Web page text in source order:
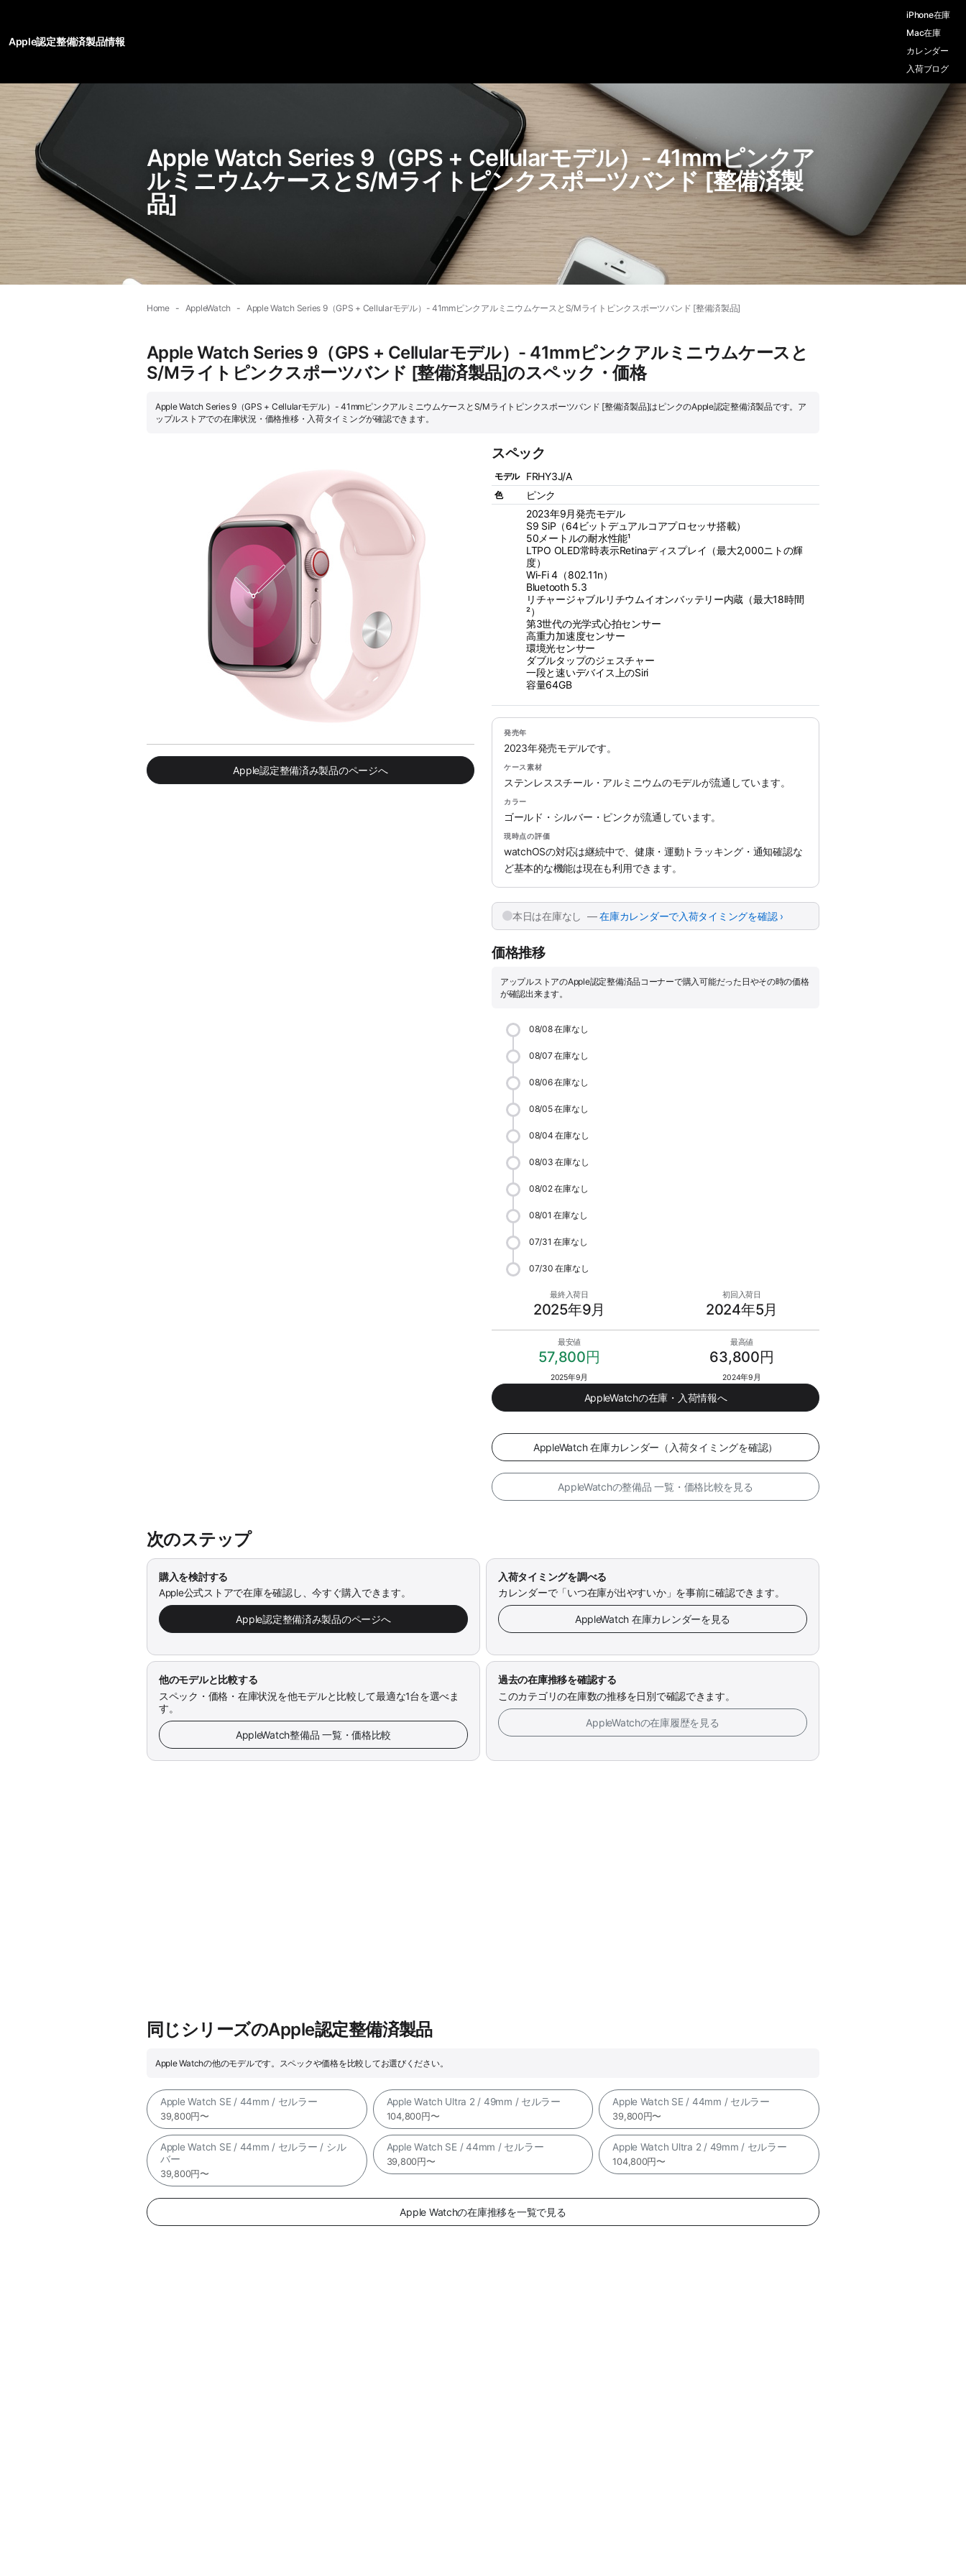
Apple認定整備済製品情報
iPhone在庫
Mac在庫
カレンダー
入荷ブログ
Apple Watch Series 9（GPS + Cellularモデル）- 41mmピンクア
ルミニウムケースとS/Mライトピンクスポーツバンド [整備済製
品]
Home AppleWatch Apple Watch Series 9（GPS + Cellularモデル）- 41mmピンクアルミニウムケースとS/Mライトピンクスポーツバンド [整備済製品]
Apple Watch Series 9（GPS + Cellularモデル）- 41mmピンクアルミニウムケースと
S/Mライトピンクスポーツバンド [整備済製品]のスペック・価格
Apple Watch Series 9（GPS + Cellularモデル）- 41mmピンクアルミニウムケースとS/Mライトピンクスポーツバンド [整備済製品]はピンクのApple認定整備済製品です。ア
ップルストアでの在庫状況・価格推移・入荷タイミングが確認できます。
Apple認定整備済み製品のページへ
スペック
モデル FRHY3J/A
色
ピンク
2023年9月発売モデル
S9 SiP（64ビットデュアルコアプロセッサ搭載）
50メートルの耐水性能¹
LTPO OLED常時表示Retinaディスプレイ（最大2,000ニトの輝
度）
Wi-Fi 4（802.11n）
Bluetooth 5.3
リチャージャブルリチウムイオンバッテリー内蔵（最大18時間
²）
第3世代の光学式心拍センサー
高重力加速度センサー
環境光センサー
ダブルタップのジェスチャー
一段と速いデバイス上のSiri
容量64GB
発売年
2023年発売モデルです。
ケース素材
ステンレススチール・アルミニウムのモデルが流通しています。
カラー
ゴールド・シルバー・ピンクが流通しています。
現時点の評価
watchOSの対応は継続中で、健康・運動トラッキング・通知確認な
ど基本的な機能は現在も利用できます。
本日は在庫なし —在庫カレンダーで入荷タイミングを確認 ›
価格推移
アップルストアのApple認定整備済品コーナーで購入可能だった日やその時の価格
が確認出来ます。
08/08在庫なし
08/07在庫なし
08/06在庫なし
08/05在庫なし
08/04 在庫なし
08/03 在庫なし
08/02在庫なし
08/01 在庫なし
07/31 在庫なし
07/30 在庫なし
最終入荷日
2025年9月
初回入荷日
2024年5月
最安値
57,800円
2025年9月
最高値
63,800円
2024年9月
AppleWatchの在庫・入荷情報へ
AppleWatch 在庫カレンダー（入荷タイミングを確認）
AppleWatchの整備品 一覧・価格比較を見る
次のステップ
購入を検討する
Apple公式ストアで在庫を確認し、今すぐ購入できます。
Apple認定整備済み製品のページへ
入荷タイミングを調べる
カレンダーで「いつ在庫が出やすいか」を事前に確認できます。
AppleWatch 在庫カレンダーを見る
他のモデルと比較する
スペック・価格・在庫状況を他モデルと比較して最適な1台を選べま
す。
AppleWatch整備品 一覧・価格比較
過去の在庫推移を確認する
このカテゴリの在庫数の推移を日別で確認できます。
AppleWatchの在庫履歴を見る
同じシリーズのApple認定整備済製品
Apple Watchの他のモデルです。スペックや価格を比較してお選びください。
Apple Watch SE / 44mm / セルラー
39,800円〜
Apple Watch Ultra 2 / 49mm / セルラー
104,800円〜
Apple Watch SE / 44mm / セルラー
39,800円〜
Apple Watch SE / 44mm / セルラー / シル
バー
39,800円〜
Apple Watch SE / 44mm / セルラー
39,800円〜
Apple Watch Ultra 2 / 49mm / セルラー
104,800円〜
Apple Watchの在庫推移を一覧で見る